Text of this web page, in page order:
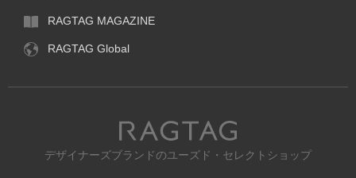
RAGTAG MAGAZINE
RAGTAG Global
RAGTAG
デザイナーズブランドのユーズド・セレクトショップ